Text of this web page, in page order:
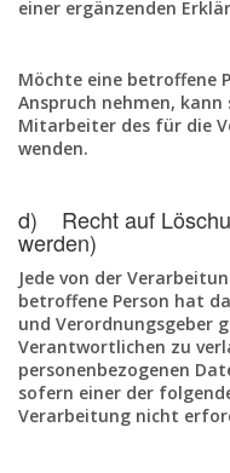
einer ergänzenden
Möchte eine betroffene
Anspruch nehmen,
Mitarbeiter des für die
wenden.
d) Recht auf
werden)
Jede von der
betroffene Person hat
und Verordnungsgeber
Verantwortlichen zu
personenbezogenen
sofern einer der
Verarbeitung nicht